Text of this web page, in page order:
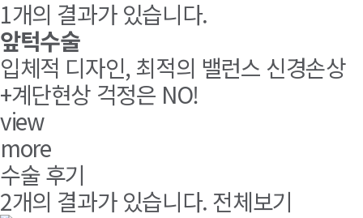
1개의 결과가 있습니다.
앞턱수술
입체적 디자인, 최적의 밸런스 신경손상
+계단현상 걱정은 NO!
view
more
수술 후기
2개의 결과가 있습니다. 전체보기